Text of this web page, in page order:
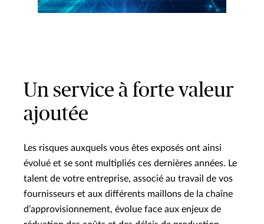
Un service à forte valeur
ajoutée
Les risques auxquels vous êtes exposés ont ainsi
évolué et se sont multipliés ces dernières années. Le
talent de votre entreprise, associé au travail de vos
fournisseurs et aux différents maillons de la chaîne
d’approvisionnement, évolue face aux enjeux de